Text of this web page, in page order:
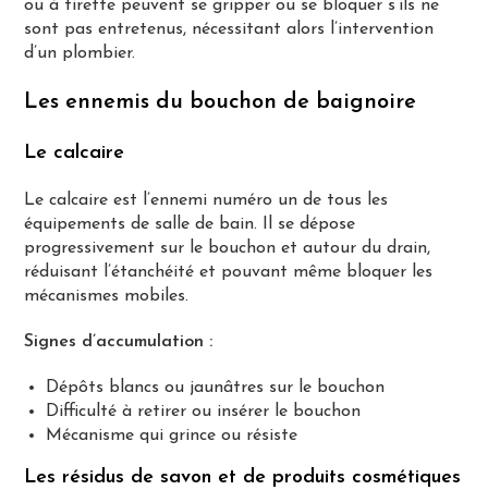
ou à tirette peuvent se gripper ou se bloquer s’ils ne
sont pas entretenus, nécessitant alors l’intervention
d’un plombier.
Les ennemis du bouchon de baignoire
Le calcaire
Le calcaire est l’ennemi numéro un de tous les
équipements de salle de bain. Il se dépose
progressivement sur le bouchon et autour du drain,
réduisant l’étanchéité et pouvant même bloquer les
mécanismes mobiles.
Signes d’accumulation :
Dépôts blancs ou jaunâtres sur le bouchon
Difficulté à retirer ou insérer le bouchon
Mécanisme qui grince ou résiste
Les résidus de savon et de produits cosmétiques